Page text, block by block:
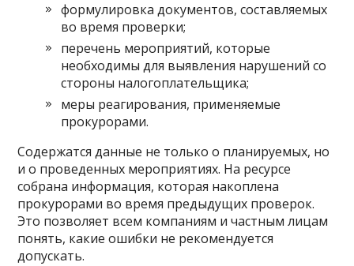
формулировка документов, составляемых
во время проверки;
перечень мероприятий, которые
необходимы для выявления нарушений со
стороны налогоплательщика;
меры реагирования, применяемые
прокурорами.
Содержатся данные не только о планируемых, но
и о проведенных мероприятиях. На ресурсе
собрана информация, которая накоплена
прокурорами во время предыдущих проверок.
Это позволяет всем компаниям и частным лицам
понять, какие ошибки не рекомендуется
допускать.